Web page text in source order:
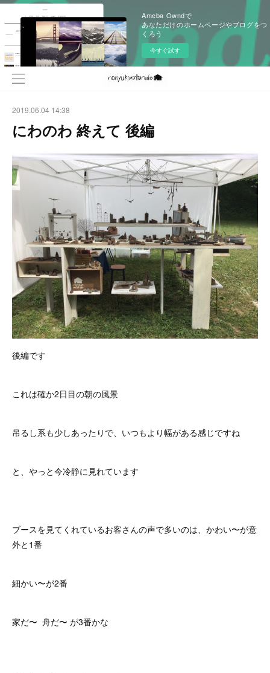
Ameba Owndで
あなただけのホームページやブログをつ
くろう
今すぐ試す
2019.06.04 14:38
にわのわ 終えて 後編
後編です
これは確か2日目の朝の風景
吊るし系も少しあったりで、いつもより幅がある感じですね
と、やっと今冷静に見れています
ブースを見てくれているお客さんの声で多いのは、かわい〜が意
外と1番
細かい〜が2番
家だ〜 舟だ〜 が3番かな